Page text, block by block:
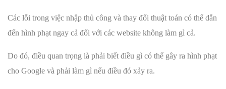
Các lỗi trong việc nhập thủ công và thay đổi thuật toán có thể dẫn
đến hình phạt ngay cả đối với các website không làm gì cả.
Do đó, điều quan trọng là phải biết điều gì có thể gây ra hình phạt
cho Google và phải làm gì nếu điều đó xảy ra.